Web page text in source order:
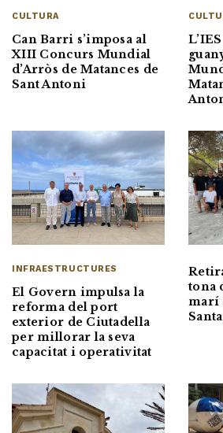
CULTURA
Can Barri s’imposa al
XIII Concurs Mundial
d’Arròs de Matances de
Sant Antoni
INFRAESTRUCTURES
El Govern impulsa la
reforma del port
exterior de Ciutadella
per millorar la seva
capacitat i operativitat
tona
marí